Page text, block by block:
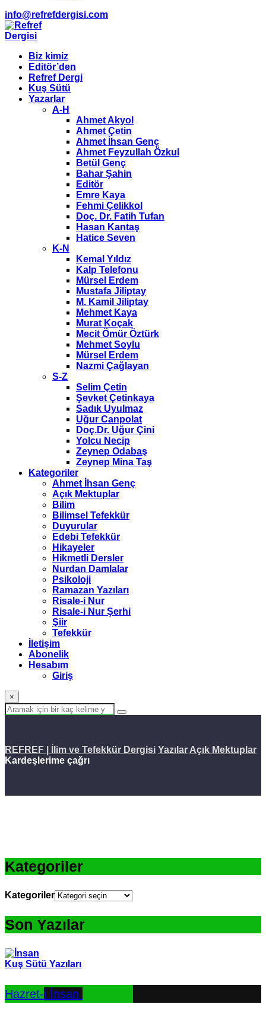
info@refrefdergisi.com
Biz kimiz
Editör’den
Refref Dergi
Kuş Sütü
Yazarlar
A-H
Ahmet Akyol
Ahmet Çetin
Ahmet İhsan Genç
Ahmet Feyzullah Özkul
Betül Genç
Bahar Şahin
Editör
Emre Kaya
Fehmi Çelikkol
Doç. Dr. Fatih Tufan
Hasan Kantaş
Hatice Seven
K-N
Kemal Yıldız
Kalp Telefonu
Mürsel Erdem
Mustafa Jiliptay
M. Kamil Jiliptay
Mehmet Kaya
Murat Koçak
Mecit Ömür Öztürk
Mehmet Soylu
Mürsel Erdem
Nazmi Çağlayan
S-Z
Selim Çetin
Şevket Çetinkaya
Sadık Uyulmaz
Uğur Canpolat
Doç.Dr. Uğur Çini
Yolcu Necip
Zeynep Odabaş
Zeynep Mina Taş
Kategoriler
Ahmet İhsan Genç
Açık Mektuplar
Bilim
Bilimsel Tefekkür
Duyurular
Edebi Tefekkür
Hikayeler
Hikmetli Dersler
Nurdan Damlalar
Psikoloji
Ramazan Yazıları
Risale-i Nur
Risale-i Nur Şerhi
Şiir
Tefekkür
İletişim
Abonelik
Hesabım
Giriş
×
REFREF | İlim ve Tefekkür Dergisi Yazılar Açık Mektuplar
Kardeşlerime çağrı
Kategoriler
Kategoriler
Son Yazılar
Kuş Sütü Yazıları
Hazret-i İnsan